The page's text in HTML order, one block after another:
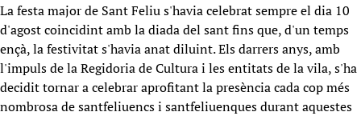
La festa major de Sant Feliu s'havia celebrat sempre el dia 10
d'agost coincidint amb la diada del sant fins que, d'un temps
ençà, la festivitat s'havia anat diluint. Els darrers anys, amb
l'impuls de la Regidoria de Cultura i les entitats de la vila, s'ha
decidit tornar a celebrar aprofitant la presència cada cop més
nombrosa de santfeliuencs i santfeliuenques durant aquestes